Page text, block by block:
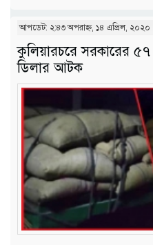
আপডেট: ২:৪৩ অপরাহ্ন, ১৪ এপ্রিল, ২০২০
কুলিয়ারচরে সরকারের ৫৭
ডিলার আটক